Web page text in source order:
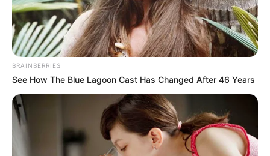
BRAINBERRIES
See How The Blue Lagoon Cast Has Changed After 46 Years